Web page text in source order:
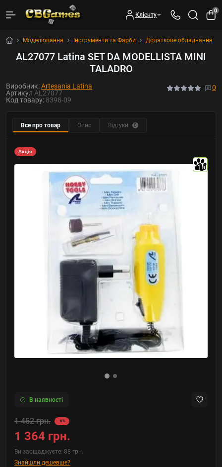
Клієнту
0
Моделювання Інструменти та Фарби Додаткове обладнання
AL27077 Latina SET DA MODELLISTA MINI
TALADRO
Виробник:Artesania Latina
Артикул AL27077
Код товару: 8398-09
0
Все про товар Опис Відгуки 0
Акція
10
В наявності
1 452 грн. -6%
1 364 грн.
Ви заощаджуєте: 88 грн.
Знайшли дешевше?